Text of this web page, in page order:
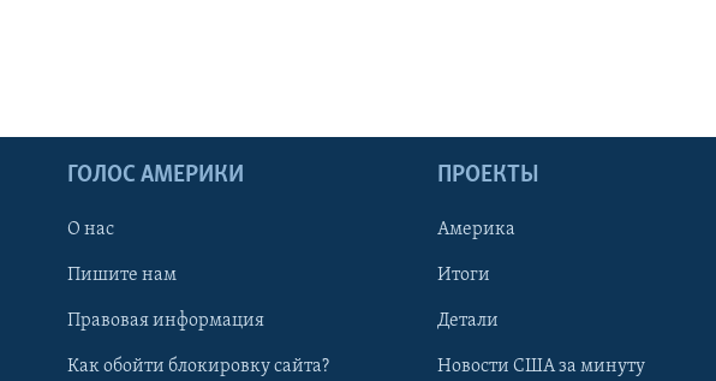
ГОЛОС АМЕРИКИ
О нас
Пишите нам
Правовая информация
Как обойти блокировку сайта?
ПРОЕКТЫ
Америка
Итоги
Детали
Новости США за минуту